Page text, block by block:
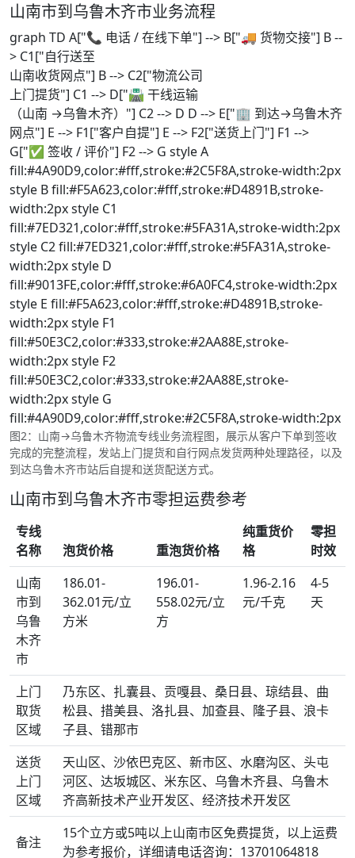
山南市到乌鲁木齐市业务流程
graph TD A["📞 电话 / 在线下单"] --> B["🚚 货物交接"] B --
> C1["自行送至
山南收货网点"] B --> C2["物流公司
上门提货"] C1 --> D["🛣️ 干线运输
（山南 →乌鲁木齐）"] C2 --> D D --> E["🏢 到达→乌鲁木齐
网点"] E --> F1["客户自提"] E --> F2["送货上门"] F1 -->
G["✅ 签收 / 评价"] F2 --> G style A
fill:#4A90D9,color:#fff,stroke:#2C5F8A,stroke-width:2px
style B fill:#F5A623,color:#fff,stroke:#D4891B,stroke-
width:2px style C1
fill:#7ED321,color:#fff,stroke:#5FA31A,stroke-width:2px
style C2 fill:#7ED321,color:#fff,stroke:#5FA31A,stroke-
width:2px style D
fill:#9013FE,color:#fff,stroke:#6A0FC4,stroke-width:2px
style E fill:#F5A623,color:#fff,stroke:#D4891B,stroke-
width:2px style F1
fill:#50E3C2,color:#333,stroke:#2AA88E,stroke-
width:2px style F2
fill:#50E3C2,color:#333,stroke:#2AA88E,stroke-
width:2px style G
fill:#4A90D9,color:#fff,stroke:#2C5F8A,stroke-width:2px
图2：山南→乌鲁木齐物流专线业务流程图，展示从客户下单到签收
完成的完整流程，发站上门提货和自行网点发货两种处理路径，以及
到达乌鲁木齐市站后自提和送货配送方式。
山南市到乌鲁木齐市零担运费参考
专线
名称
泡货价格 重泡货价格
纯重货价
格
零担
时效
山南
市到
乌鲁
木齐
市
186.01-
362.01元/立
方米
196.01-
558.02元/立
方
1.96-2.16
元/千克
4-5
天
上门
取货
区域
乃东区、扎囊县、贡嘎县、桑日县、琼结县、曲
松县、措美县、洛扎县、加查县、隆子县、浪卡
子县、错那市
送货
上门
区域
天山区、沙依巴克区、新市区、水磨沟区、头屯
河区、达坂城区、米东区、乌鲁木齐县、乌鲁木
齐高新技术产业开发区、经济技术开发区
备注
15个立方或5吨以上山南市区免费提货，以上运费
为参考报价，详细请电话咨询：13701064818